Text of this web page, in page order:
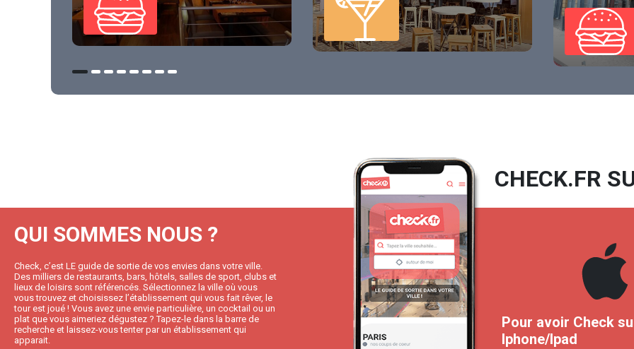
QUI SOMMES NOUS ?
Check, c’est LE guide de sortie de vos envies dans votre ville.
Des milliers de restaurants, bars, hôtels, salles de sport, clubs et
lieux de loisirs sont référencés. Sélectionnez la ville où vous
vous trouvez et choisissez l’établissement qui vous fait rêver, le
tour est joué ! Vous avez une envie particulière, un cocktail ou un
plat que vous aimeriez dégustez ? Tapez-le dans la barre de
recherche et laissez-vous tenter par un établissement qui
apparait.
CHECK.FR
Pour avoir Check
Iphone/Ipad